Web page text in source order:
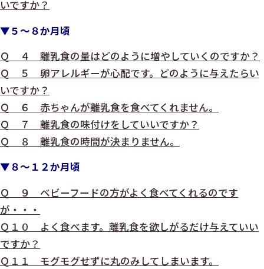
いですか？
▼５～８か月頃
Ｑ ４ 離乳食の量はどのように増やしていくのですか？
Ｑ ５ 卵アレルギーが心配です。どのように与えたらい
いですか？
Ｑ ６ 赤ちゃんが離乳食を食べてくれません。
Ｑ ７ 離乳食の味付けをしていいですか？
Ｑ ８ 離乳食の時間が決まりません。
▼８～１２か月頃
Ｑ ９ ベビーフードの方がよく食べてくれるのです
が・・・
Ｑ１０ よく食べます。離乳食を欲しがるだけ与えていい
ですか？
Ｑ１１ モグモグせずに丸のみしてしまいます。